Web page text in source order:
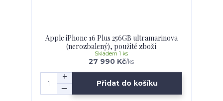
Apple iPhone 16 Plus 256GB ultramarinova
(nerozbalený), použité zboží
27 990 Kč/ks
Skladem 1 ks
Přidat do košíku